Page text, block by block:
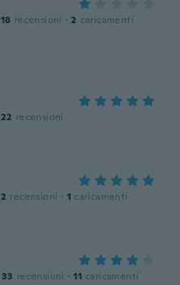
18 recensioni · 2 caricamenti
22 recensioni
2 recensioni · 1 caricamenti
33 recensioni · 11 caricamenti